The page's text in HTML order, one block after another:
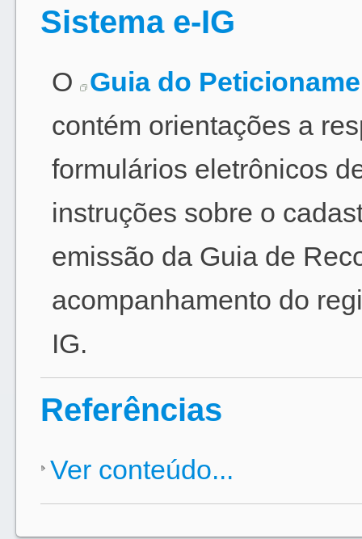
Sistema e-IG
O
Guia do
contém orientações a
formulários eletrônicos
instruções sobre o
emissão da Guia de
acompanhamento do
IG.
Referências
Ver conteúdo...